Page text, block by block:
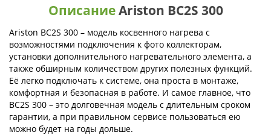
ОписаниеAriston BC2S 300
Ariston BС2S 300 – модель косвенного нагрева с
возможностями подключения к фото коллекторам,
установки дополнительного нагревательного элемента, а
также обширным количеством других полезных функций.
Её легко подключать к системе, она проста в монтаже,
комфортная и безопасная в работе. И самое главное, что
BС2S 300 – это долговечная модель с длительным сроком
гарантии, а при правильном сервисе пользоваться ею
можно будет на годы дольше.